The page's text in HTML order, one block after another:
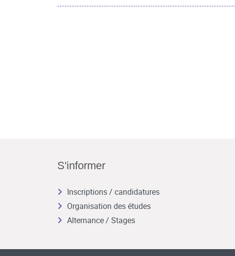
S'informer
Inscriptions / candidatures
Organisation des études
Alternance / Stages